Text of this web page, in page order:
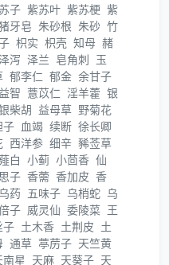
子 紫苏叶 紫苏梗 紫
牙皂 朱砂根 朱砂 竹
枳实 枳壳 知母 赭
泻 泽兰 皂角刺 玉
郁李仁 郁金 余甘子
益智 薏苡仁 淫羊藿 银
柴胡 益母草 野菊花
子 血竭 续断 徐长卿
西洋参 细辛 豨莶草
白 小蓟 小茴香 仙
子 香薷 香加皮 香
药 五味子 乌梢蛇 乌
子 威灵仙 委陵菜 王
子 土木香 土荆皮 土
通草 葶苈子 天竺黄
南星 天麻 天葵子 天